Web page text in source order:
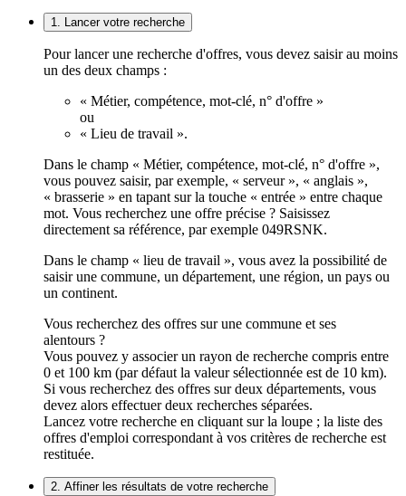
1. Lancer votre recherche
Pour lancer une recherche d'offres, vous devez saisir au moins
un des deux champs :
« Métier, compétence, mot-clé, n° d'offre »
ou
« Lieu de travail ».
Dans le champ « Métier, compétence, mot-clé, n° d'offre »,
vous pouvez saisir, par exemple, « serveur », « anglais »,
« brasserie » en tapant sur la touche « entrée » entre chaque
mot. Vous recherchez une offre précise ? Saisissez
directement sa référence, par exemple 049RSNK.
Dans le champ « lieu de travail », vous avez la possibilité de
saisir une commune, un département, une région, un pays ou
un continent.
Vous recherchez des offres sur une commune et ses
alentours ?
Vous pouvez y associer un rayon de recherche compris entre
0 et 100 km (par défaut la valeur sélectionnée est de 10 km).
Si vous recherchez des offres sur deux départements, vous
devez alors effectuer deux recherches séparées.
Lancez votre recherche en cliquant sur la loupe ; la liste des
offres d'emploi correspondant à vos critères de recherche est
restituée.
2. Affiner les résultats de votre recherche